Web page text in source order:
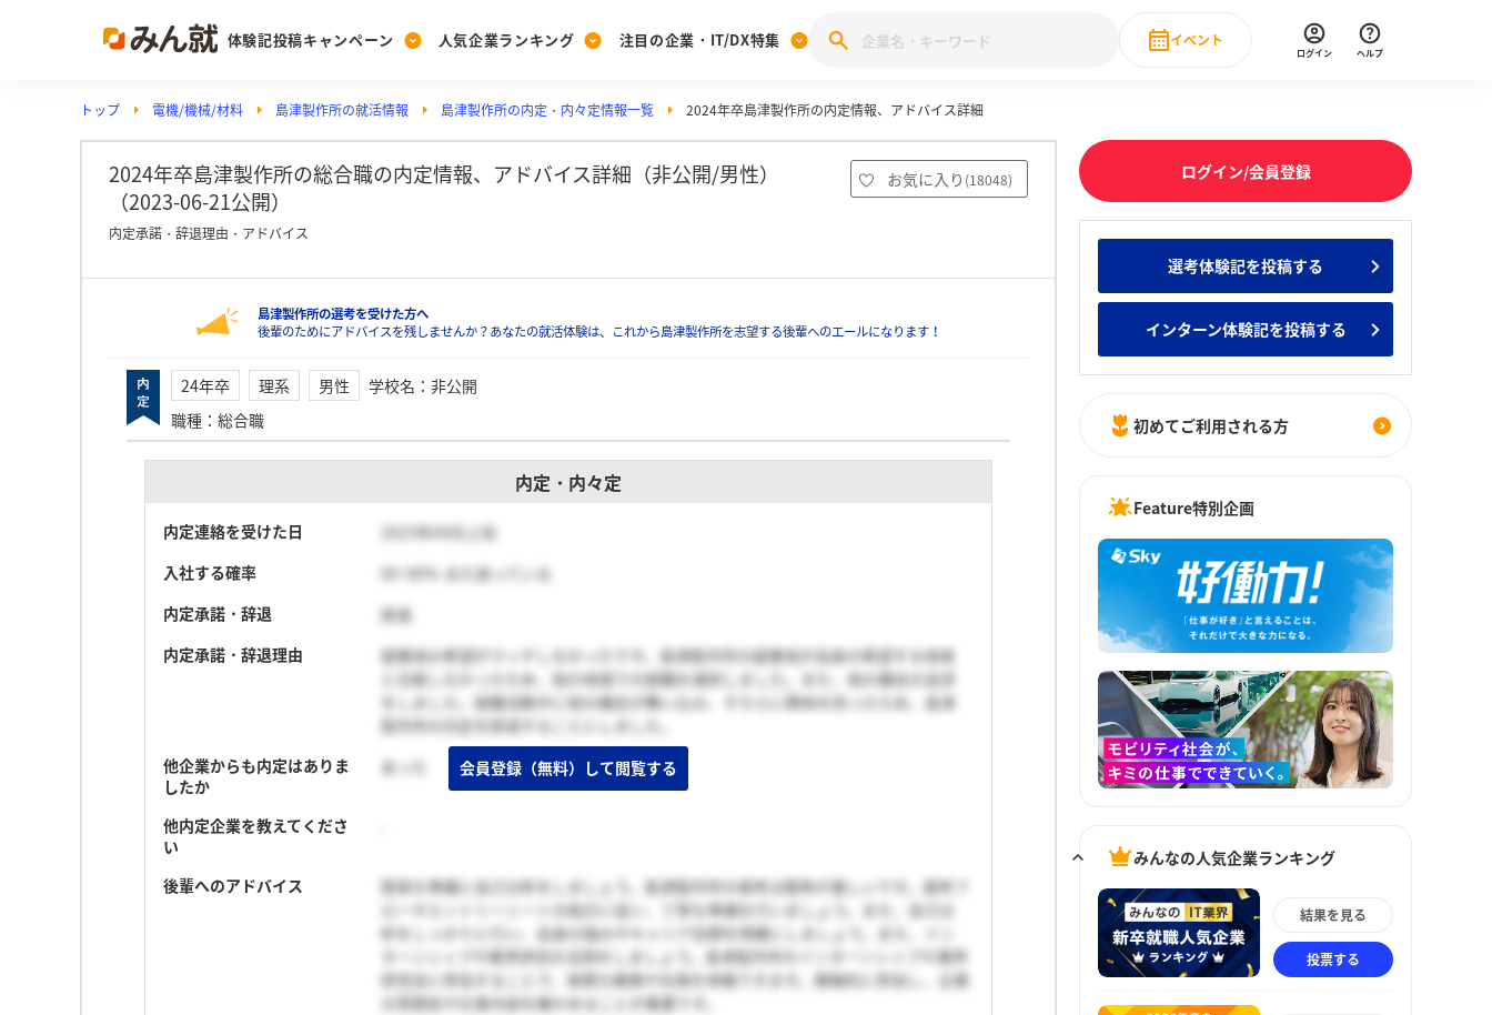
体験記投稿キャンペーン
Post
投稿する
[27卒] 本選考体験記投稿キャンペーン
人気企業ランキング
Ranking
ランキングを見る
みんなのDX企業就職ブランド調査
みんなの新卒就職人気企業ランキング みんなのインターン人気企業ランキ
注目の企業・IT/DX特集
PickUp
注目の企業特集
28卒 IT・DX現場社員インタビュー
動画で知ろう！業界・企業研究
イベント
直近のイベント一覧
ログイン ヘルプ
トップ 電機/機械/材料 島津製作所の就活情報 島津製作所の内定・内々定情報一覧 2024年卒島津製作所の内定情報、アドバイス詳細
2024年卒島津製作所の総合職の内定情報、アドバイス詳細（非公開/男性）
（2023-06-21公開）
お気に入り (18048)
内定承諾・辞退理由・アドバイス
島津製作所の選考を受けた方へ
後輩のためにアドバイスを残しませんか？あなたの就活体験は、これから島津製作所を志望する後輩へのエールになります！
24年卒 理系 男性 学校名 ： 非公開
職種 ： 総合職
内定・内々定
内定連絡を受けた日
2023年04月上旬
入社する確率
60~80% まだ迷っている
内定承諾・辞退
辞退
内定承諾・辞退理由
就業地の希望がマッチしなかったです。島津製作所の就業地が自身の希望する地域
と合致しなかったため、他の地域での就職を選択しました。また、他の機会の追求
をしました。就職活動中に他の機会が舞い込み、そちらに興味を持ったため、島津
製作所の内定を辞退することにしました。
他企業からも内定はありま
したか
あった
他内定企業を教えてくださ
い
後輩へのアドバイス
堅実な準備と自己分析をしましょう。島津製作所の選考は競争が激しいです。選考フ
ローやエントリーシートの指示に従い、丁寧な準備を行いましょう。また、自己分
析をしっかりと行い、自身の強みやキャリア目標を明確にしましょう。また、イン
ターンシップや業界研究の活用をしましょう。島津製作所のインターンシップや業界
研究会に参加することで、実際の業務や社風を体験できます。積極的に参加し、企業
の雰囲気や仕事内容を確かめることが重要です。
会員登録（無料）して閲覧する
ログイン/会員登録
選考体験記を投稿する
インターン体験記を投稿する
初めてご利用される方
Feature特別企画
みんなの人気企業ランキング
結果を見る
投票する